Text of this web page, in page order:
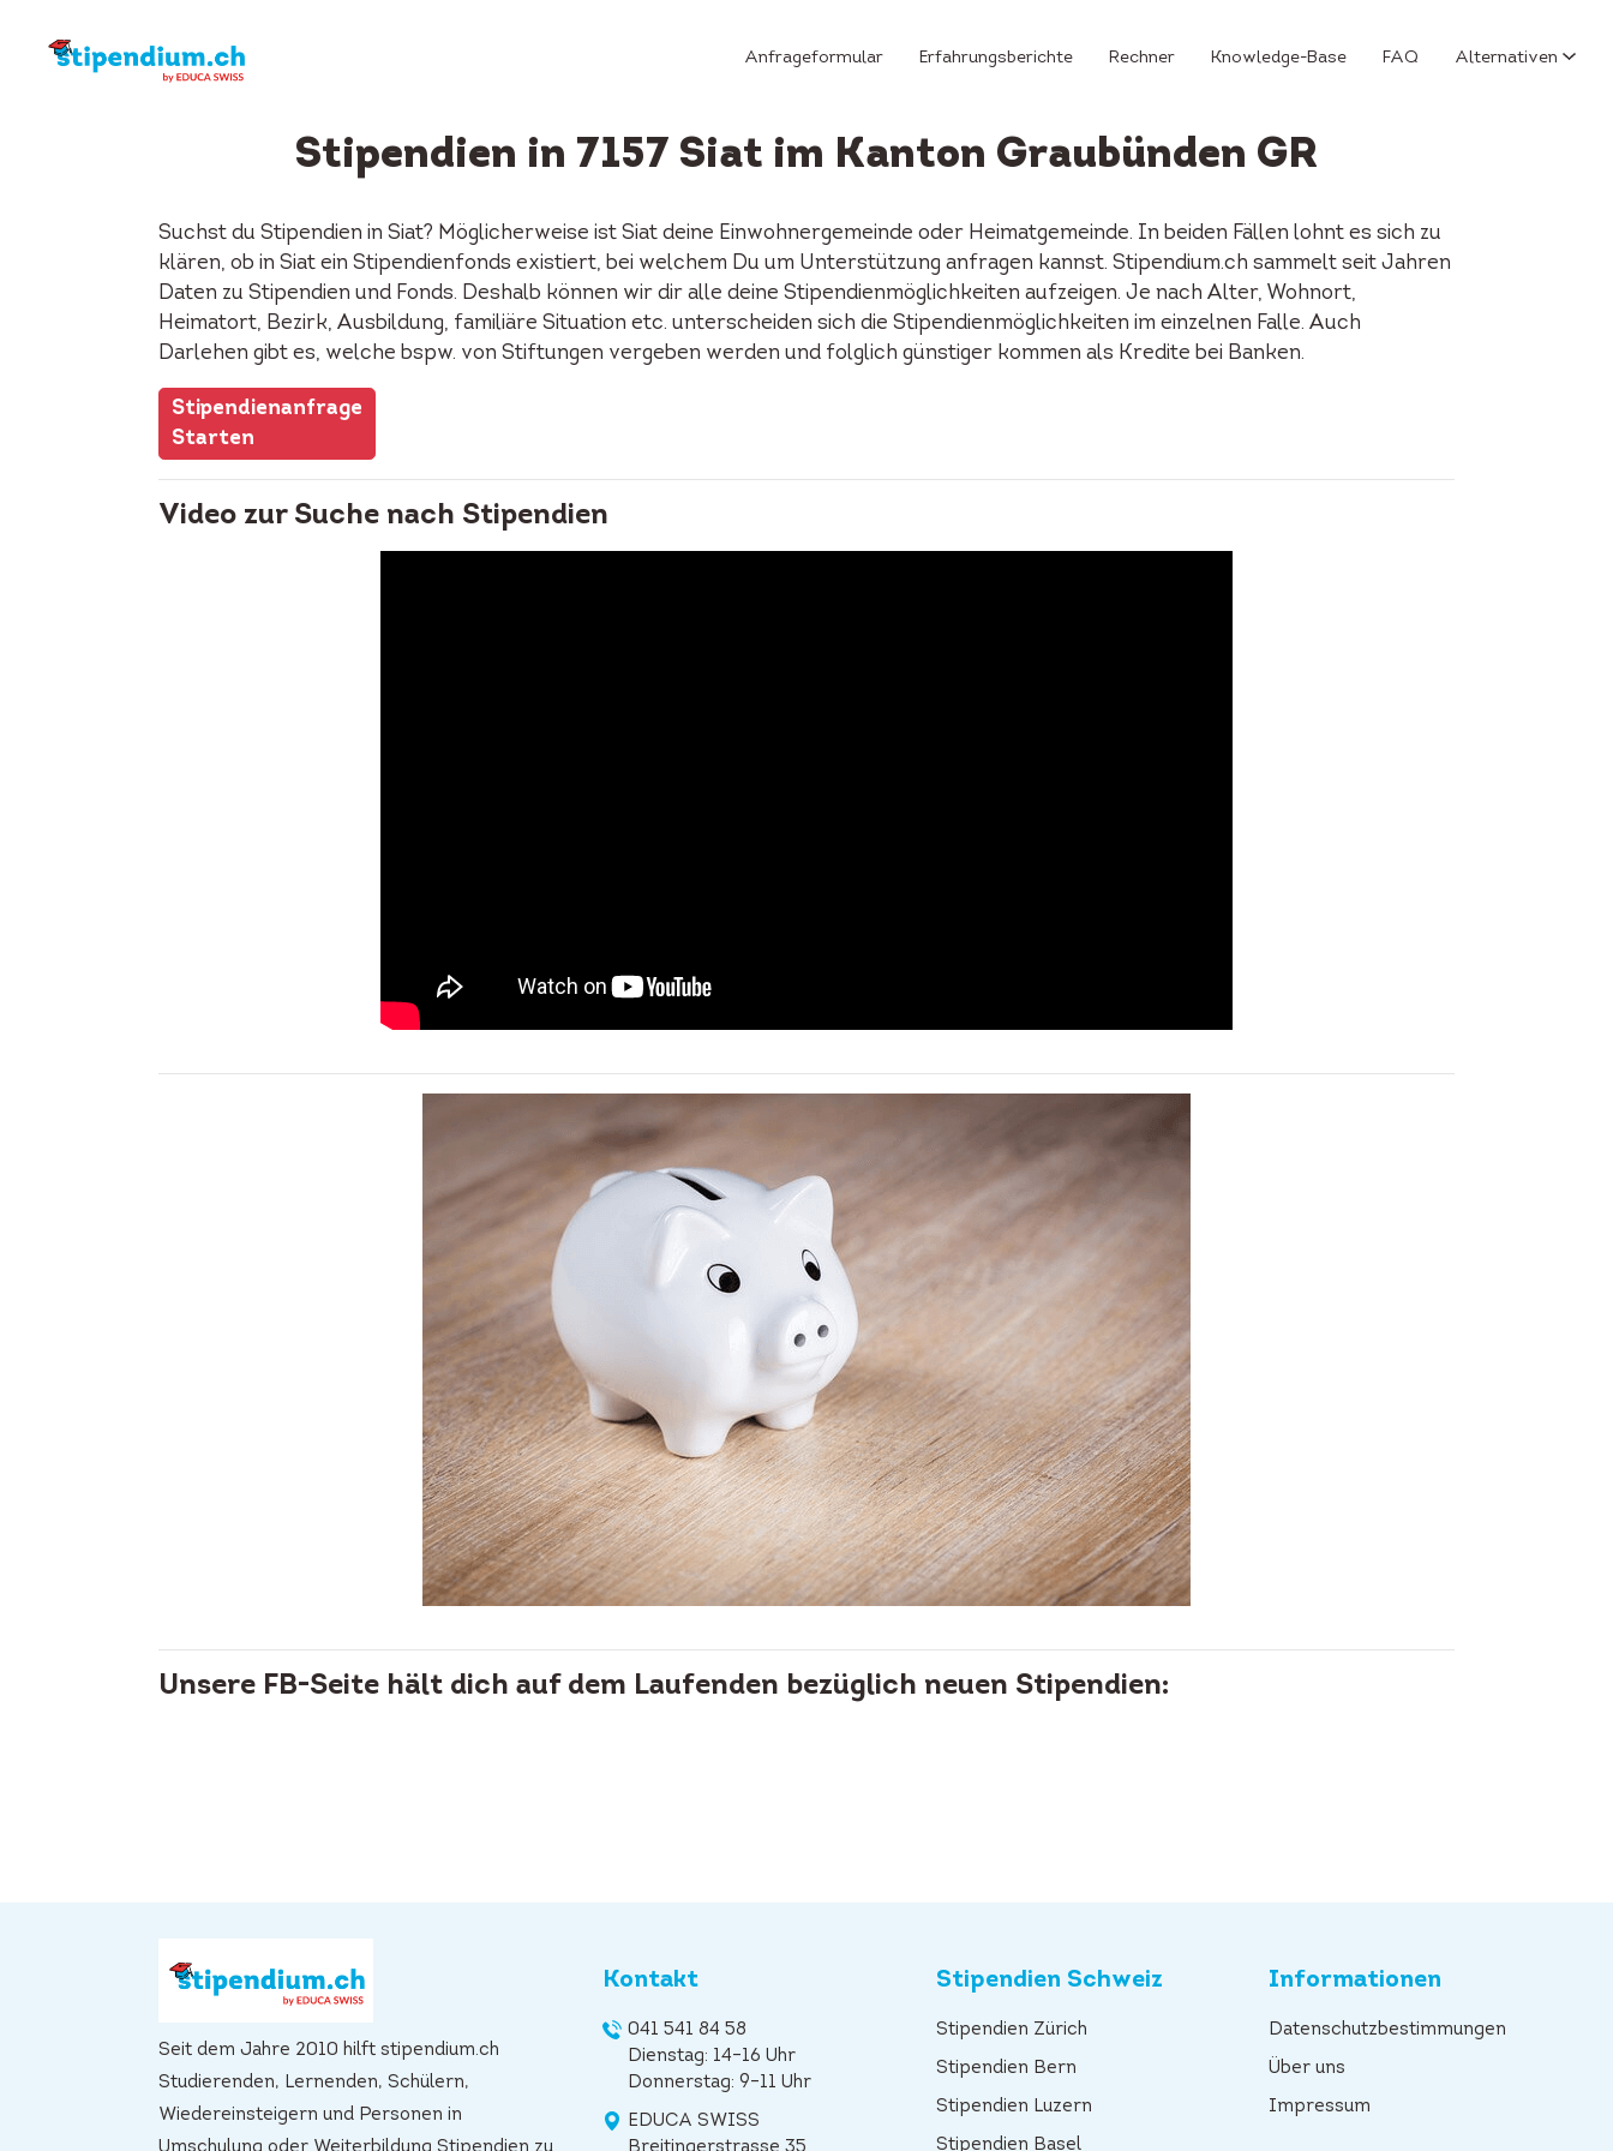
Anfrageformular Erfahrungsberichte Rechner Knowledge-Base FAQ Alternativen
Stipendien in 7157 Siat im Kanton Graubünden GR
Suchst du Stipendien in Siat? Möglicherweise ist Siat deine Einwohnergemeinde oder Heimatgemeinde. In beiden Fällen lohnt es sich zu
klären, ob in Siat ein Stipendienfonds existiert, bei welchem Du um Unterstützung anfragen kannst. Stipendium.ch sammelt seit Jahren
Daten zu Stipendien und Fonds. Deshalb können wir dir alle deine Stipendienmöglichkeiten aufzeigen. Je nach Alter, Wohnort,
Heimatort, Bezirk, Ausbildung, familiäre Situation etc. unterscheiden sich die Stipendienmöglichkeiten im einzelnen Falle. Auch
Darlehen gibt es, welche bspw. von Stiftungen vergeben werden und folglich günstiger kommen als Kredite bei Banken.
Stipendienanfrage
Starten
Video zur Suche nach Stipendien
Unsere FB-Seite hält dich auf dem Laufenden bezüglich neuen Stipendien:
Seit dem Jahre 2010 hilft stipendium.ch
Studierenden, Lernenden, Schülern,
Wiedereinsteigern und Personen in
Kontakt
041 541 84 58
Dienstag: 14–16 Uhr
Donnerstag: 9–11 Uhr
EDUCA SWISS
Stipendien Schweiz
Stipendien Zürich
Stipendien Bern
Stipendien Luzern
Stipendien Basel
Informationen
Datenschutzbestimmungen
Über uns
Impressum